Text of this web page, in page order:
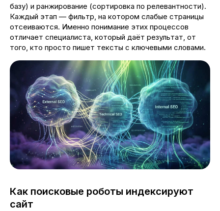
базу) и ранжирование (сортировка по релевантности).
Каждый этап — фильтр, на котором слабые страницы
отсеиваются. Именно понимание этих процессов
отличает специалиста, который даёт результат, от
того, кто просто пишет тексты с ключевыми словами.
Как поисковые роботы индексируют
сайт